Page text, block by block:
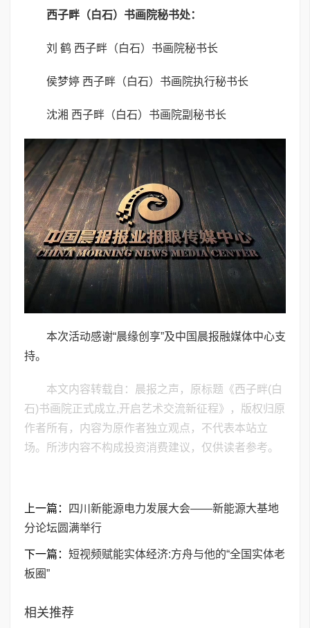
西子畔（白石）书画院秘书处：
刘 鹤 西子畔（白石）书画院秘书长
侯梦婷 西子畔（白石）书画院执行秘书长
沈湘 西子畔（白石）书画院副秘书长
本次活动感谢“晨缘创享”及中国晨报融媒体中心支
持。
本文内容转载自：晨报之声，原标题《西子畔(白
石)书画院正式成立,开启艺术交流新征程》，版权归原
作者所有，内容为原作者独立观点，不代表本站立
场。所涉内容不构成投资消费建议，仅供读者参考。
上一篇：
四川新能源电力发展大会——新能源大基地
分论坛圆满举行
下一篇： 短视频赋能实体经济:方舟与他的“全国实体老
板圈”
相关推荐